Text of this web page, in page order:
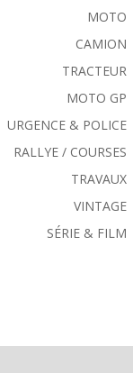
MOTO
CAMION
TRACTEUR
MOTO GP
URGENCE & POLICE
RALLYE / COURSES
TRAVAUX
VINTAGE
SÉRIE & FILM